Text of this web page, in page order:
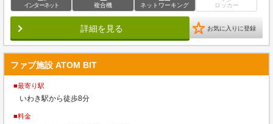
インターネット 複合機 ネットワーキング ロッカー
詳細を見る お気に入りに登録
ファブ施設 ATOM BIT
■最寄り駅
いわき駅から徒歩8分
■料金